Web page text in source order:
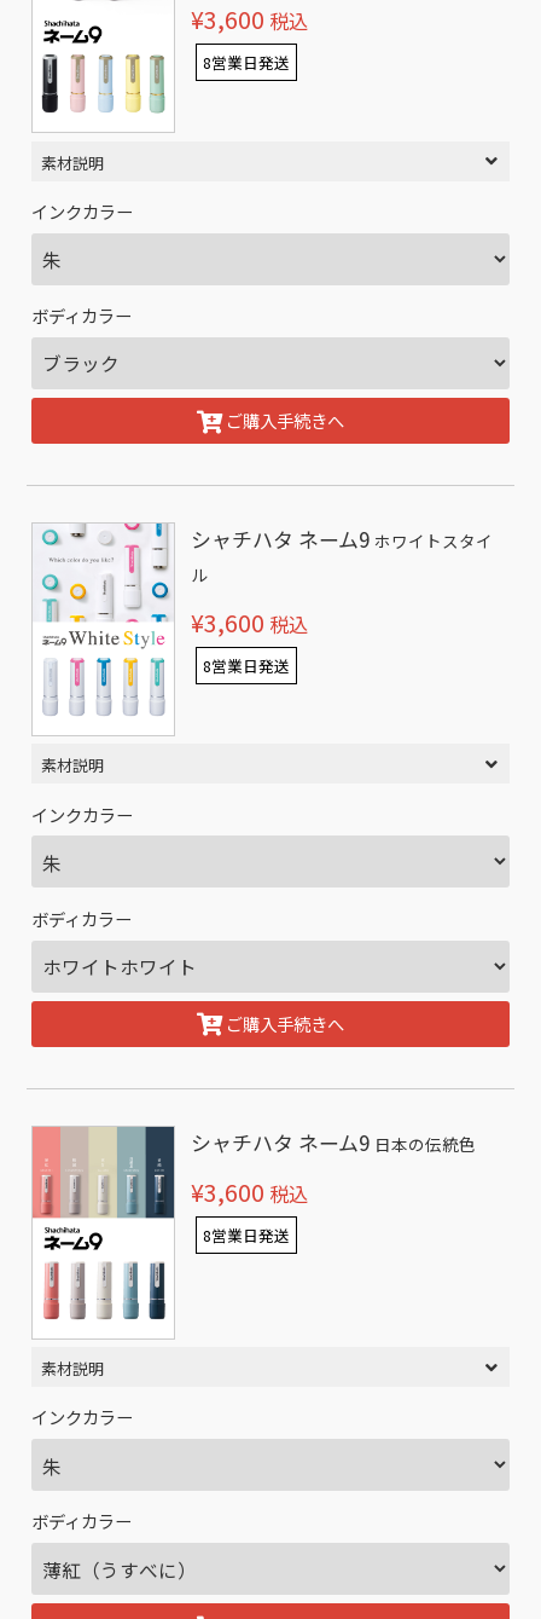
¥3,600 税込
8営業日発送
素材説明
インクカラー
ボディカラー
ご購入手続きへ
シャチハタ ネーム9 ホワイトスタイ
ル
¥3,600 税込
8営業日発送
素材説明
インクカラー
ボディカラー
ご購入手続きへ
シャチハタ ネーム9 日本の伝統色
¥3,600 税込
8営業日発送
素材説明
インクカラー
ボディカラー